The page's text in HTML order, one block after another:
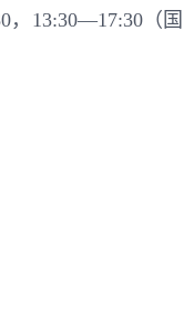
，13:30—17:30（国